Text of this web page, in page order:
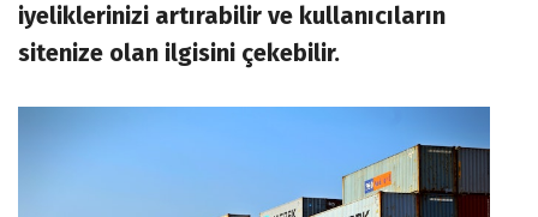
iyeliklerinizi artırabilir ve kullanıcıların
sitenize olan ilgisini çekebilir.